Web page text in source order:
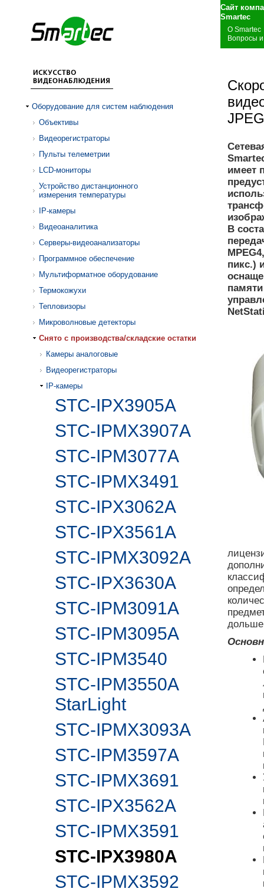
Сайт
О Smartec
Вопросы
Оборудование для систем наблюдения
Объективы
Видеорегистраторы
Пульты телеметрии
LCD-мониторы
Устройство дистанционного
измерения температуры
IP-камеры
Видеоаналитика
Серверы-видеоанализаторы
Программное обеспечение
Мультиформатное оборудование
Термокожухи
Тепловизоры
Микроволновые детекторы
Cнято с производства/складские остатки
Камеры аналоговые
Видеорегистраторы
IP-камеры
STC-IPX3905A
STC-IPMX3907A
STC-IPM3077A
STC-IPMX3491
STC-IPX3062A
STC-IPX3561A
STC-IPMX3092A
STC-IPX3630A
STC-IPM3091A
STC-IPM3095A
STC-IPM3540
STC-IPM3550A
StarLight
STC-IPMX3093A
STC-IPM3597A
STC-IPMX3691
STC-IPX3562A
STC-IPMX3591
STC-IPX3980A
STC-IPMX3592
JPEG
имеет
В
пикс.)
дольше